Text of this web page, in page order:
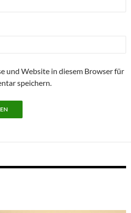
und Website in diesem Browser für
speichern.